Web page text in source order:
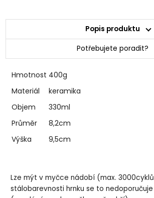
Popis produktu
Potřebujete poradit?
Hmotnost 400g
Materiál
keramika
Objem
330ml
Průměr
8,2cm
Výška
9,5cm
Lze mýt v myčce nádobí (max.
stálobarevnosti hrnku se to nedoporučuje